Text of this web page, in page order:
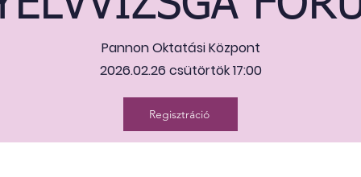
Pannon Oktatási Központ
2026.02.26 csütörtök 17:00
Regisztráció